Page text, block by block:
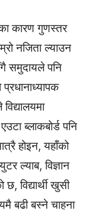
कारण गुणस्तर
नजिता ल्याउन
समुदायले पनि
ब्लाकबोर्ड पनि
होइन, यहाँको
ल्याब, विज्ञान
विद्यार्थी खुसी
बढी बस्ने चाहना